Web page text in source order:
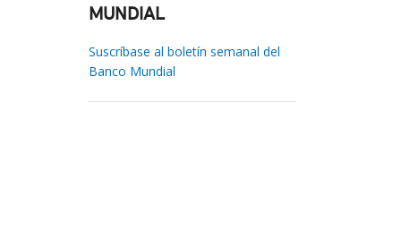
MUNDIAL
Suscríbase al boletín semanal del
Banco Mundial